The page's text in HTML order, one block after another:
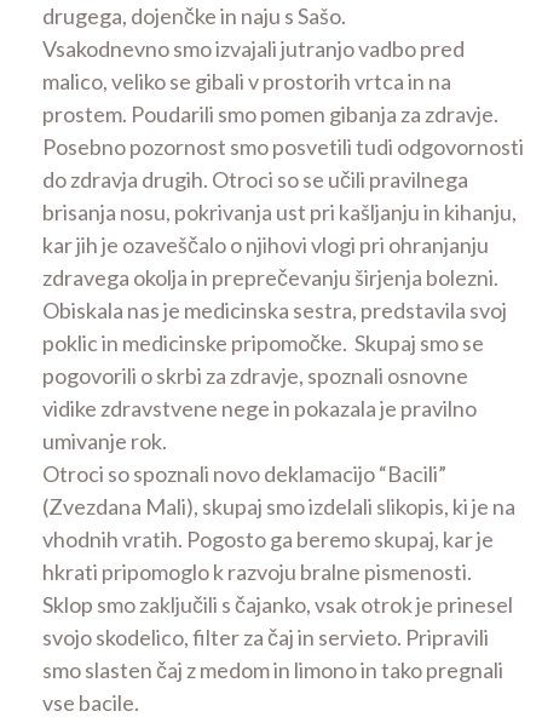
drugega, dojenčke in naju s Sašo.
Vsakodnevno smo izvajali jutranjo vadbo pred
malico, veliko se gibali v prostorih vrtca in na
prostem. Poudarili smo pomen gibanja za zdravje.
Posebno pozornost smo posvetili tudi odgovornosti
do zdravja drugih. Otroci so se učili pravilnega
brisanja nosu, pokrivanja ust pri kašljanju in kihanju,
kar jih je ozaveščalo o njihovi vlogi pri ohranjanju
zdravega okolja in preprečevanju širjenja bolezni.
Obiskala nas je medicinska sestra, predstavila svoj
poklic in medicinske pripomočke. Skupaj smo se
pogovorili o skrbi za zdravje, spoznali osnovne
vidike zdravstvene nege in pokazala je pravilno
umivanje rok.
Otroci so spoznali novo deklamacijo “Bacili”
(Zvezdana Mali), skupaj smo izdelali slikopis, ki je na
vhodnih vratih. Pogosto ga beremo skupaj, kar je
hkrati pripomoglo k razvoju bralne pismenosti.
Sklop smo zaključili s čajanko, vsak otrok je prinesel
svojo skodelico, filter za čaj in servieto. Pripravili
smo slasten čaj z medom in limono in tako pregnali
vse bacile.